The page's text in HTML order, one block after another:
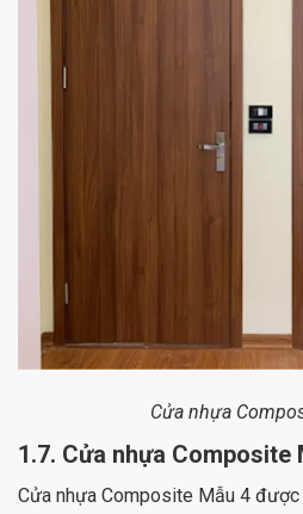
Cửa nhựa
1.7. Cửa nhựa Composite
Cửa nhựa Composite Mẫu 4